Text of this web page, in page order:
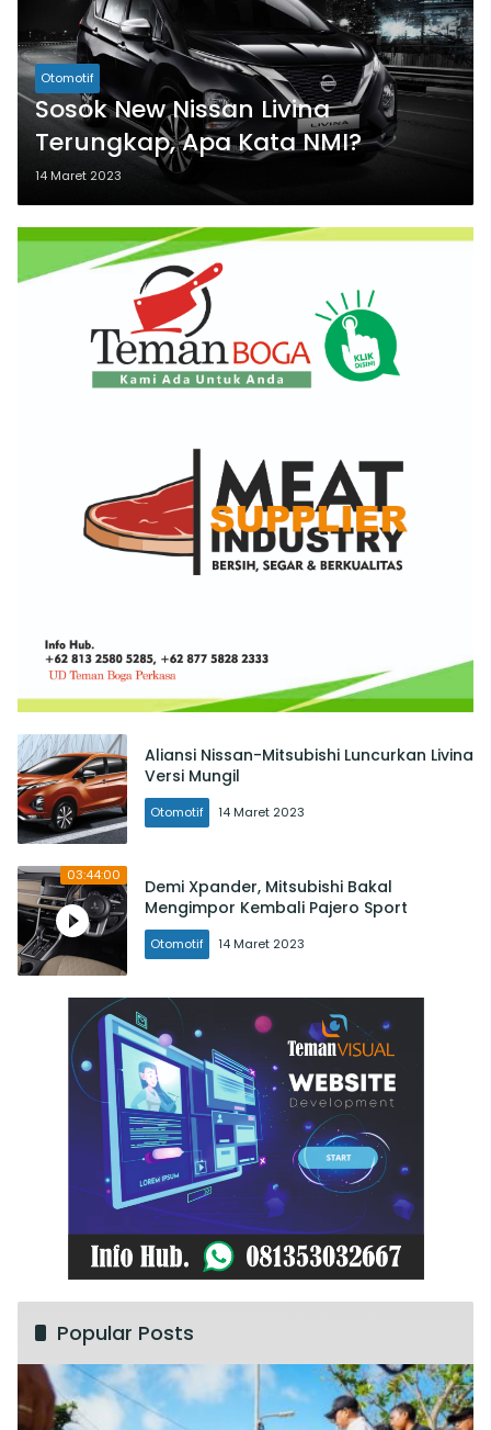
Otomotif
Sosok New Nissan Livina
Terungkap, Apa Kata NMI?
14 Maret 2023
Aliansi Nissan-Mitsubishi Luncurkan Livina
Versi Mungil
Otomotif 14 Maret 2023
03:44:00
Demi Xpander, Mitsubishi Bakal
Mengimpor Kembali Pajero Sport
Otomotif 14 Maret 2023
Popular Posts